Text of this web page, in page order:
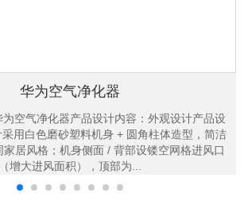
华为空气净化器
空气净化器产品设计内容：外观设计产品设
用白色磨砂塑料机身 + 圆角柱体造型，简洁
居风格；机身侧面 / 背部设镂空网格进风口
（增大进风面积），顶部为...